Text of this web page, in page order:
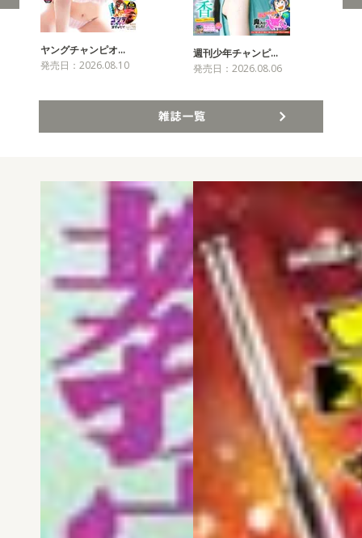
ヤングチャンピオ…
発売日：2026.08.10
週刊少年チャンピ…
発売日：2026.08.06